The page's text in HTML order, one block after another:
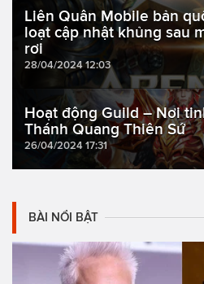
Liên Quân Mobile bản
loạt cập nhật khủng sau
rơi
28/04/2024 12:03
Hoạt động Guild – Nơi
Thánh Quang Thiên Sứ
26/04/2024 17:31
BÀI NỔI BẬT